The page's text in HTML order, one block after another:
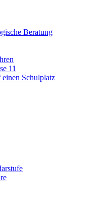
Beratung
11
Schulplatz